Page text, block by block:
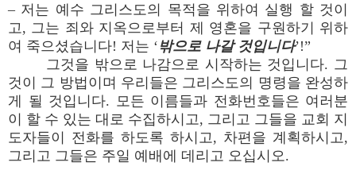
– 저는 예수 그리스도의 목적을 위하여 실행 할 것이
고, 그는 죄와 지옥으로부터 제 영혼을 구원하기 위하
여 죽으셨습니다! 저는 ‘ 밖으로 나갈 것입니다’!”
그것을 밖으로 나감으로 시작하는 것입니다. 그
것이 그 방법이며 우리들은 그리스도의 명령을 완성하
게 될 것입니다. 모든 이름들과 전화번호들은 여러분
이 할 수 있는 대로 수집하시고, 그리고 그들을 교회 지
도자들이 전화를 하도록 하시고, 차편을 계획하시고,
그리고 그들은 주일 예배에 데리고 오십시오.